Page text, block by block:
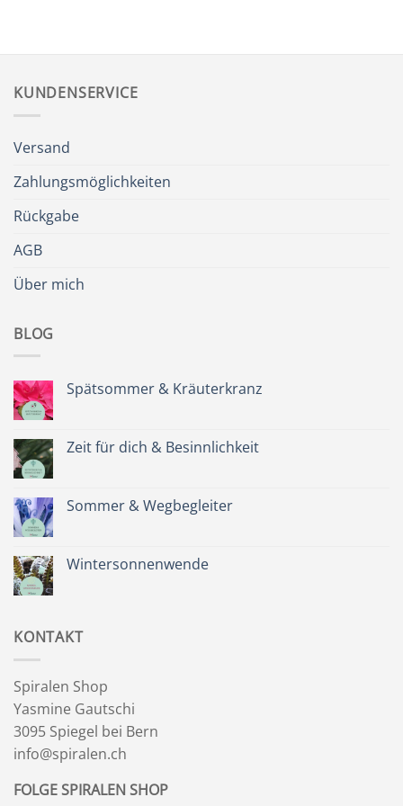
KUNDENSERVICE
Versand
Zahlungsmöglichkeiten
Rückgabe
AGB
Über mich
BLOG
Spätsommer & Kräuterkranz
Spätsommer
&
Zeit für dich & Besinnlichkeit
Zeit
für
Sommer & Wegbegleiter
Sommer
&
Wintersonnenwende
KONTAKT
Spiralen Shop
Yasmine Gautschi
3095 Spiegel bei Bern
info@spiralen.ch
FOLGE SPIRALEN SHOP